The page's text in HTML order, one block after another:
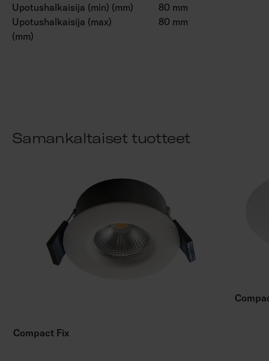
Upotushalkaisija (min) (mm)
80 mm
Upotushalkaisija (max)
(mm)
80 mm
Samankaltaiset tuotteet
Compact Fix